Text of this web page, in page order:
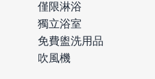
僅限淋浴
獨立浴室
免費盥洗用品
吹風機